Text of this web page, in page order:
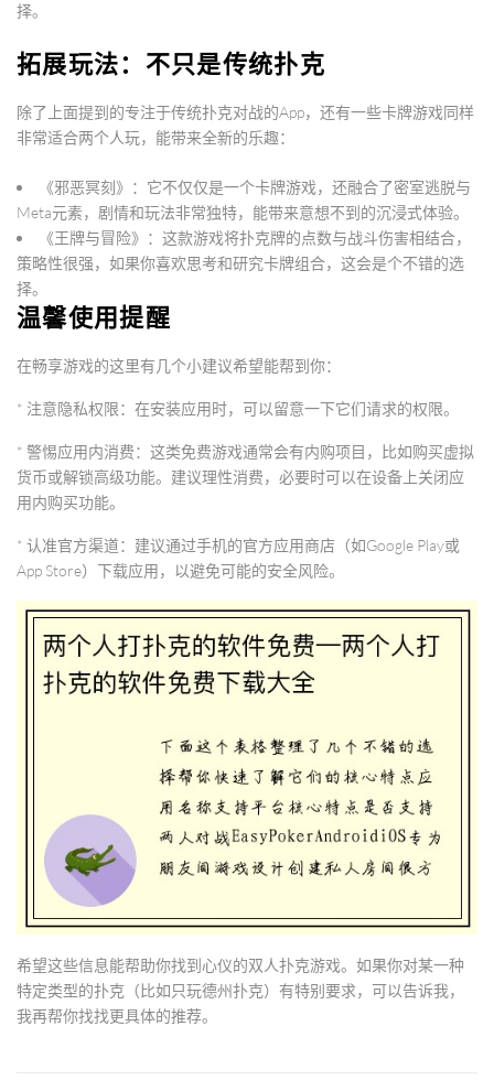
择。
拓展玩法：不只是传统扑克
除了上面提到的专注于传统扑克对战的App，还有一些卡牌游戏同样
非常适合两个人玩，能带来全新的乐趣：
《邪恶冥刻》 ：它不仅仅是一个卡牌游戏，还融合了密室逃脱与
Meta元素，剧情和玩法非常独特，能带来意想不到的沉浸式体验。
《王牌与冒险》 ：这款游戏将扑克牌的点数与战斗伤害相结合，
策略性很强，如果你喜欢思考和研究卡牌组合，这会是个不错的选
择。
温馨使用提醒
在畅享游戏的这里有几个小建议希望能帮到你：
* 注意隐私权限：在安装应用时，可以留意一下它们请求的权限。
* 警惕应用内消费：这类免费游戏通常会有内购项目，比如购买虚拟
货币或解锁高级功能。建议理性消费，必要时可以在设备上关闭应
用内购买功能。
* 认准官方渠道：建议通过手机的官方应用商店（如Google Play或
App Store）下载应用，以避免可能的安全风险。
希望这些信息能帮助你找到心仪的双人扑克游戏。如果你对某一种
特定类型的扑克（比如只玩德州扑克）有特别要求，可以告诉我，
我再帮你找找更具体的推荐。